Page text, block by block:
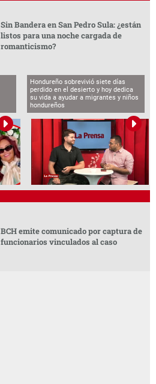
Sin Bandera en San Pedro Sula: ¿están
listos para una noche cargada de
romanticismo?
Hondureño sobrevivió siete días
perdido en el desierto y hoy dedica
su vida a ayudar a migrantes y niños
hondureños
BCH emite comunicado por captura de
funcionarios vinculados al caso